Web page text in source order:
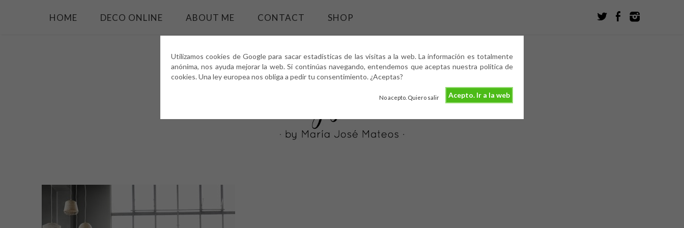
Utilizamos cookies de Google para sacar estadísticas de las visitas a la web. La información es totalmente
anónima, nos ayuda mejorar la web. Si continúas navegando, entendemos que aceptas nuestra política de
cookies. Una ley europea nos obliga a pedir tu consentimiento. ¿Aceptas?
Acepto. Ir a la web
No acepto. Quiero salir
HOME DECO ONLINE ABOUT ME CONTACT SHOP